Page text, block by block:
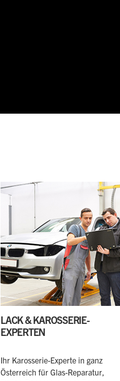
LACK & KAROSSERIE-
EXPERTEN
Ihr Karosserie-Experte in ganz
Österreich für Glas-Reparatur,